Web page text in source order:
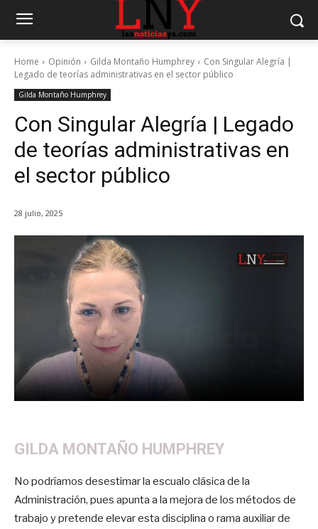
Home Opinión Gilda Montaño Humphrey
Con Singular Alegría |
Legado de teorías administrativas en el sector público
Gilda Montaño Humphrey
Con Singular Alegría | Legado
de teorías administrativas en
el sector público
28 julio, 2025
GILDA MONTAÑO HUMPHREY
No podríamos desestimar la escualo clásica de la
Administración, pues apunta a la mejora de los métodos de
trabajo y pretende elevar esta disciplina o rama auxiliar de